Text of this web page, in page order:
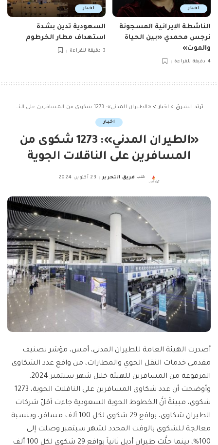
اخبار
الناشطة الإيرانية المسجونة
نرجس محمدي «بين الحياة
والموت»
4 دقيقة للقراءة
اخبار
السعودية تدين بشدة
استهداف مطار الخرطوم
3 دقيقة للقراءة
ترند الشرق > اخبار > «الطيران المدني»: 1273 شكوى من المسافرين على الناقلات الجوية
اخبار
«الطيران المدني»: 1273 شكوى من
المسافرين على الناقلات الجوية
Posted
كتب فريق التحرير 23 أكتوبر، 2024
أصدرت الهيئة العامة للطيران المدني، أمس، مؤشر تصنيف
مقدمي خدمات النقل الجوي والمطارات، من واقع عدد الشكاوى
المرفوعة من المسافرين للهيئة خلال شهر سبتمبر 2024.
وأوضحت أن عدد شكاوى المسافرين على الناقلات الجوية، 1273
شكوى، مبينةً أنَّ الخطوط الجوية السعودية جاءت أقلّ شركات
الطيران شكاوى، بواقع 29 شكوى لكل 100 ألف مسافر، وبنسبة
معالجة للشكوى بالوقت المحدد لشهر سبتمبر وصلت إلى
100%، بينما حلَّت طيران أديل ثانياً بواقع 29 شكوى لكل 100 ألف